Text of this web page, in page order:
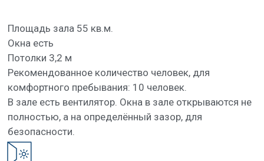
Площадь зала 55 кв.м.
Окна есть
Потолки 3,2 м
Рекомендованное количество человек, для
комфортного пребывания: 10 человек.
В зале есть вентилятор. Окна в зале открываются не
полностью, а на определённый зазор, для
безопасности.